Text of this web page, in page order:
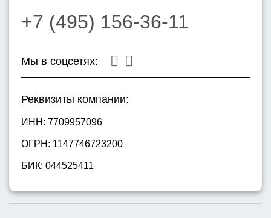
+7 (495) 156-36-11
Мы в соцсетях:
Реквизиты компании:
ИНН: 7709957096
ОГРН: 1147746723200
БИК: 044525411